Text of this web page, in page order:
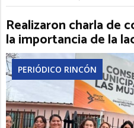
Realizaron charla de
la importancia de la
PERIÓDICO RINCÓN